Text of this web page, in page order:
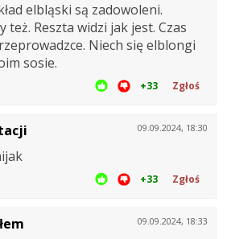
elbląski są zadowoleni.
też. Reszta widzi jak jest. Czas
Niech się elblongi
sosie.
+33 Zgłoś
09.09.2024, 18:30
+33 Zgłoś
09.09.2024, 18:33